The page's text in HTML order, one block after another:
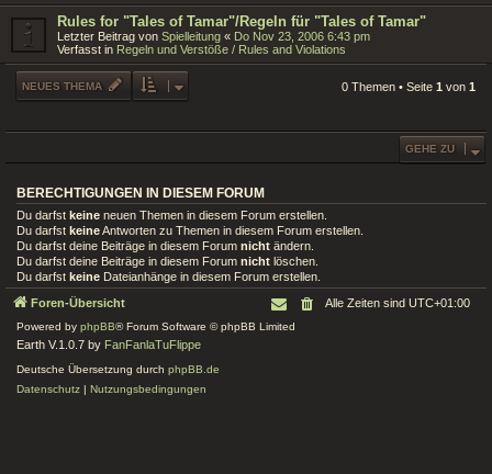
Rules for "Tales of Tamar"/Regeln für "Tales of Tamar"
Letzter Beitrag von Spielleitung « Do Nov 23, 2006 6:43 pm
Verfasst in Regeln und Verstöße / Rules and Violations
NEUES THEMA 0 Themen • Seite 1 von 1
GEHE ZU
BERECHTIGUNGEN IN DIESEM FORUM
Du darfst keine neuen Themen in diesem Forum erstellen.
Du darfst keineAntworten zu Themen in diesem Forum erstellen.
Du darfst deine Beiträge in diesem Forum nicht ändern.
Du darfst deine Beiträge in diesem Forum nicht löschen.
Du darfst keine Dateianhänge in diesem Forum erstellen.
Foren-Übersicht Alle Zeiten sind UTC+01:00
Powered by phpBB® Forum Software © phpBB Limited
Earth V.1.0.7 by FanFanlaTuFlippe
Deutsche Übersetzung durch phpBB.de
Datenschutz | Nutzungsbedingungen